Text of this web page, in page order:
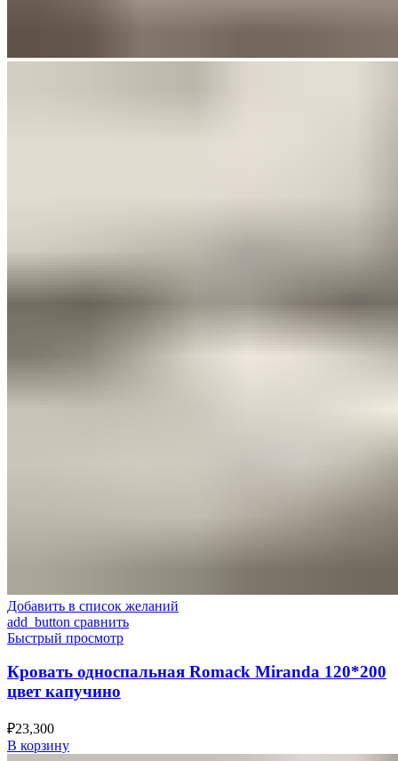
Добавить в список желаний
add_button сравнить
Быстрый просмотр
Кровать односпальная Romack Miranda 120*200
цвет капучино
₽23,300
В корзину